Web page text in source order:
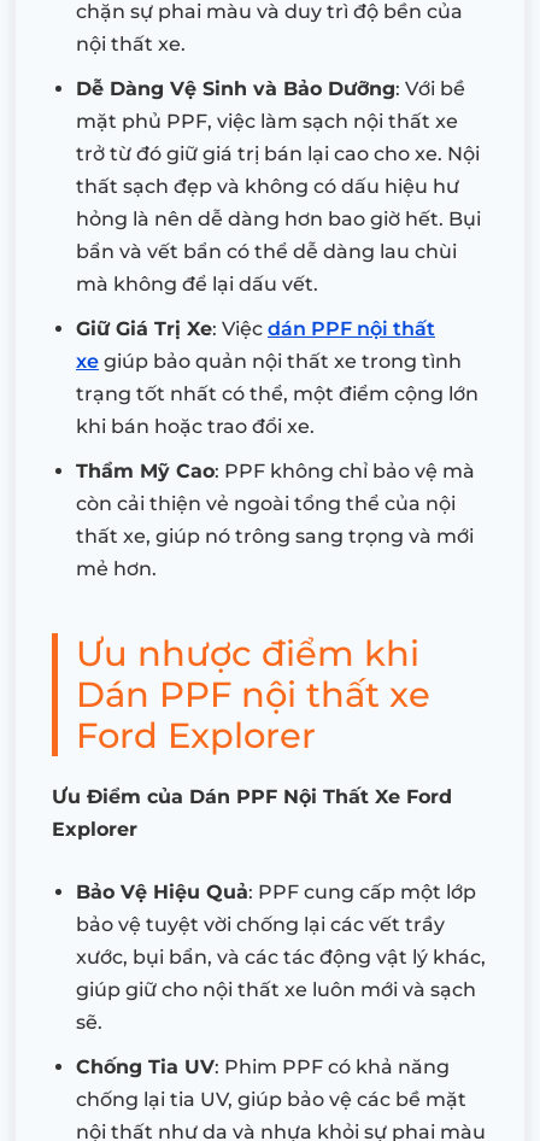
chặn sự phai màu và duy trì độ bền của
nội thất xe.
Dễ Dàng Vệ Sinh và Bảo Dưỡng: Với bề
mặt phủ PPF, việc làm sạch nội thất xe
trở từ đó giữ giá trị bán lại cao cho xe. Nội
thất sạch đẹp và không có dấu hiệu hư
hỏng là nên dễ dàng hơn bao giờ hết. Bụi
bẩn và vết bẩn có thể dễ dàng lau chùi
mà không để lại dấu vết.
Giữ Giá Trị Xe: Việc dán PPF nội thất
xe giúp bảo quản nội thất xe trong tình
trạng tốt nhất có thể, một điểm cộng lớn
khi bán hoặc trao đổi xe.
Thẩm Mỹ Cao: PPF không chỉ bảo vệ mà
còn cải thiện vẻ ngoài tổng thể của nội
thất xe, giúp nó trông sang trọng và mới
mẻ hơn.
Ưu nhược điểm khi
Dán PPF nội thất xe
Ford Explorer
Ưu Điểm của Dán PPF Nội Thất Xe Ford
Explorer
Bảo Vệ Hiệu Quả: PPF cung cấp một lớp
bảo vệ tuyệt vời chống lại các vết trầy
xước, bụi bẩn, và các tác động vật lý khác,
giúp giữ cho nội thất xe luôn mới và sạch
sẽ.
Chống Tia UV: Phim PPF có khả năng
chống lại tia UV, giúp bảo vệ các bề mặt
nội thất như da và nhựa khỏi sự phai màu